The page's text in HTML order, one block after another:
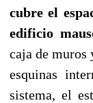
cubre el
edificio
caja de muros
esquinas
sistema, el